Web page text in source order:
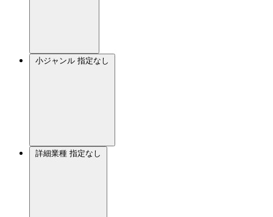
小ジャンル 指定なし
詳細業種 指定なし